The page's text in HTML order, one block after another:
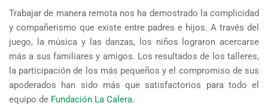
Trabajar de manera remota nos ha demostrado la complicidad
y compañerismo que existe entre padres e hijos. A través del
juego, la música y las danzas, los niños lograron acercarse
más a sus familiares y amigos. Los resultados de los talleres,
la participación de los más pequeños y el compromiso de sus
apoderados han sido más que satisfactorios para todo el
equipo de Fundación La Calera.